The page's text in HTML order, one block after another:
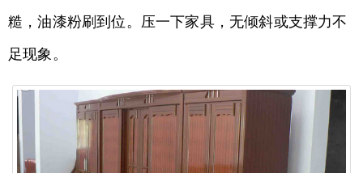
糙，油漆粉刷到位。压一下家具，无倾斜或支撑力不
足现象。